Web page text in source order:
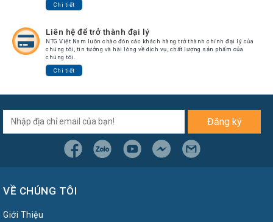
Chi tiết
Liên hệ để trở thành đại lý
NTG Việt Nam luôn chào đón các khách hàng trở thành chính đại lý của
chúng tôi, tin tưởng và hài lòng về dịch vụ, chất lượng sản phẩm của
chúng tôi.
Chi tiết
Đăng ký
VỀ CHÚNG TÔI
Giới Thiệu